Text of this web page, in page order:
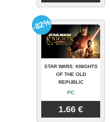
STAR WARS: KNIGHTS
OF THE OLD
REPUBLIC
PC
1.66 €
-82%